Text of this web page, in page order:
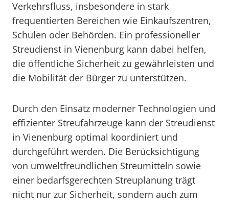
Verkehrsfluss, insbesondere in stark
frequentierten Bereichen wie Einkaufszentren,
Schulen oder Behörden. Ein professioneller
Streudienst in Vienenburg kann dabei helfen,
die öffentliche Sicherheit zu gewährleisten und
die Mobilität der Bürger zu unterstützen.
Durch den Einsatz moderner Technologien und
effizienter Streufahrzeuge kann der Streudienst
in Vienenburg optimal koordiniert und
durchgeführt werden. Die Berücksichtigung
von umweltfreundlichen Streumitteln sowie
einer bedarfsgerechten Streuplanung trägt
nicht nur zur Sicherheit, sondern auch zum